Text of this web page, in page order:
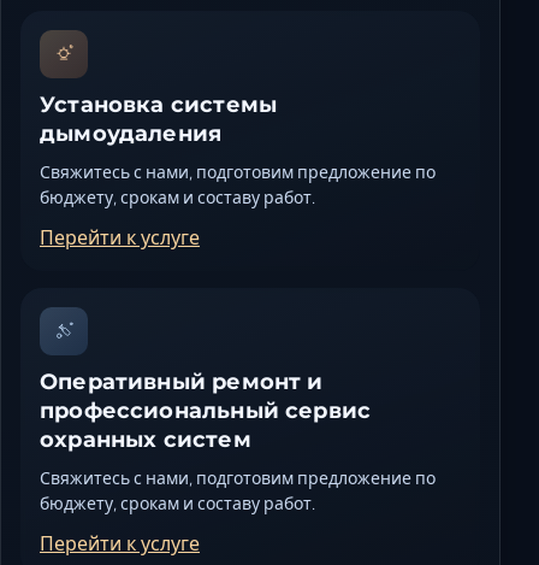
Установка системы
дымоудаления
Свяжитесь с нами, подготовим предложение по
бюджету, срокам и составу работ.
Перейти к услуге
Оперативный ремонт и
профессиональный сервис
охранных систем
Свяжитесь с нами, подготовим предложение по
бюджету, срокам и составу работ.
Перейти к услуге